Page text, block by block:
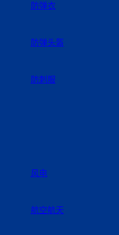
防弹衣
防弹头盔
防刺服
风电
航空航天
困难职工亲切交谈，
、困难情况，和他们
施，鼓励他们保持积极
庭的力量，更要相信
，迎来美好的明天。
职工显真情。
困难帮扶举措精准落